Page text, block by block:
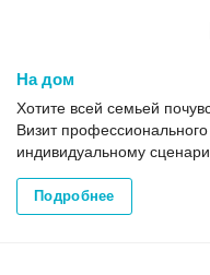
На дом
Хотите всей семьей
Визит
индивидуальному
Подробнее